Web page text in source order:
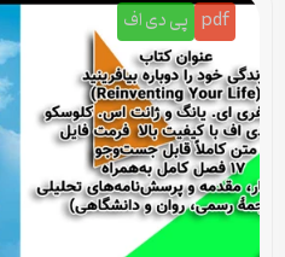
pdf پی دی اف